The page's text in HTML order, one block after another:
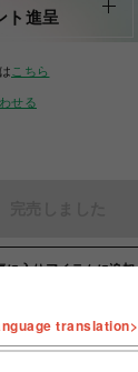
ト進呈
こちら
せる
に入りアイテムに追加
translation>